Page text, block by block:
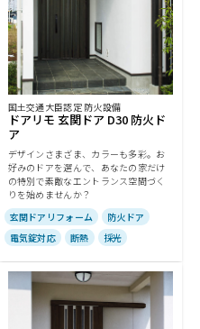
国土交通大臣認定 防火設備
ドアリモ 玄関ドア D30 防火ド
ア
デザインさまざま、カラーも多彩。お
好みのドアを選んで、あなたの家だけ
の特別で素敵なエントランス空間づく
りを始めませんか？
玄関ドアリフォーム
防火ドア
電気錠対応
断熱 採光